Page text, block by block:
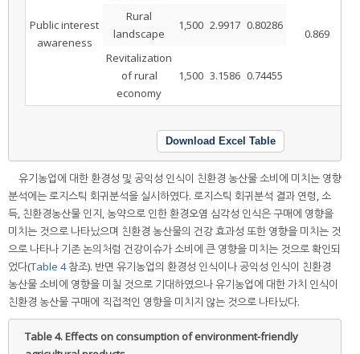
Public interest
awareness
0.869
Rural
landscape
1,500 2.9917 0.80286
Revitalization
of rural
economy
1,500 3.1586 0.74455
Download Excel Table
유기농업에 대한 환경성 및 공익성 인식이 친환경 농산물 소비에 미치는 영향
분석에는 로지스틱 회귀분석을 실시하였다. 로지스틱 회귀분석 결과 연령, 소
득, 친환경농산물 인지, 농약으로 인한 환경오염 심각성 인식은 구매에 영향을
미치는 것으로 나타났으며 친환경 농산물의 건강 효과성 또한 영향을 미치는 것
으로 나타나 기존 논의처럼 건강이슈가 소비에 큰 영향을 미치는 것으로 확인되
었다(Table 4참조). 반면 유기농업의 환경성 인식이나 공익성 인식이 친환경
농산물 소비에 영향을 미칠 것으로 기대하였으나 유기농업에 대한 가치 인식이
친환경 농산물 구매에 직접적인 영향을 미치지 않는 것으로 나타났다.
Table 4.Effects on consumption of environment-friendly